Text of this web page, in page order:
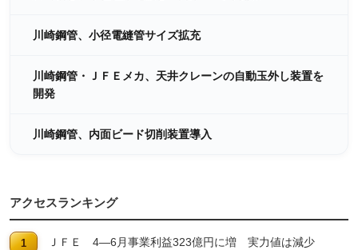
川崎鋼管、小径電縫管サイズ拡充
川崎鋼管・ＪＦＥメカ、天井クレーンの自動玉外し装置を
開発
川崎鋼管、内面ビード切削装置導入
アクセスランキング
ＪＦＥ 4―6月事業利益323億円に増 実力値は減少